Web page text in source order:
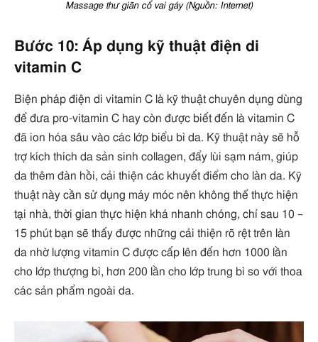
Massage thư giãn cổ vai gáy (Nguồn: Internet)
Bước 10: Áp dụng kỹ thuật điện di
vitamin C
Biện pháp điện di vitamin C là kỹ thuật chuyên dụng dùng
để đưa pro-vitamin C hay còn được biết đến là vitamin C
đã ion hóa sâu vào các lớp biểu bì da. Kỹ thuật này sẽ hỗ
trợ kích thích da sản sinh collagen, đẩy lùi sạm nám, giúp
da thêm đàn hồi, cải thiện các khuyết điểm cho làn da. Kỹ
thuật này cần sử dụng máy móc nên không thể thực hiện
tại nhà, thời gian thực hiện khá nhanh chóng, chỉ sau 10 –
15 phút bạn sẽ thấy được những cải thiện rõ rệt trên làn
da nhờ lượng vitamin C được cấp lên đến hơn 1000 lần
cho lớp thượng bì, hơn 200 lần cho lớp trung bì so với thoa
các sản phẩm ngoài da.